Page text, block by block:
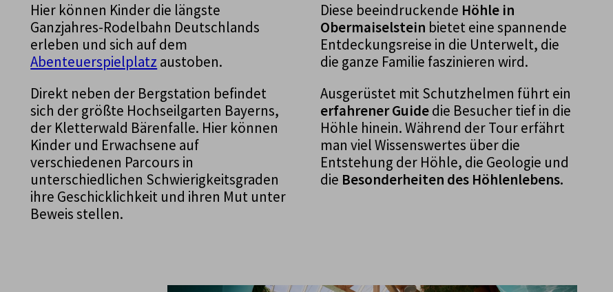
Hier können Kinder die längste
Ganzjahres-Rodelbahn Deutschlands
erleben und sich auf dem
Abenteuerspielplatz austoben.
Direkt neben der Bergstation befindet
sich der größte Hochseilgarten Bayerns,
der Kletterwald Bärenfalle. Hier können
Kinder und Erwachsene auf
verschiedenen Parcours in
unterschiedlichen Schwierigkeitsgraden
ihre Geschicklichkeit und ihren Mut unter
Beweis stellen.
Diese beeindruckende Höhle in
Obermaiselstein bietet eine spannende
Entdeckungsreise in die Unterwelt, die
die ganze Familie faszinieren wird.
Ausgerüstet mit Schutzhelmen führt ein
erfahrener Guidedie Besucher tief in die
Höhle hinein. Während der Tour erfährt
man viel Wissenswertes über die
Entstehung der Höhle, die Geologie und
die Besonderheiten des Höhlenlebens.